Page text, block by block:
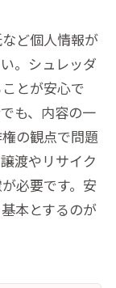
ど個人情報が
。シュレッダ
とが安心で
も、内容の一
の観点で問題
渡やリサイク
必要です。安
本とするのが